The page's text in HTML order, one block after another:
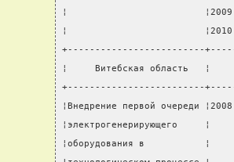
¦                         ¦2009 -
¦                         ¦2010
+-------------------------
¦     Витебская
+-------------------------
¦Внедрение первой
¦оборудования в